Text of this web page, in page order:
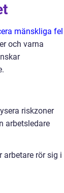
mänskliga fel
och varna
riskzoner
arbetsledare
arbetare rör sig i